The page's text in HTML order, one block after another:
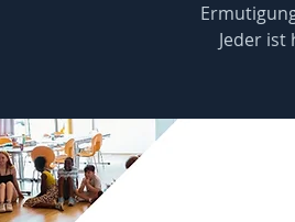
Jeder